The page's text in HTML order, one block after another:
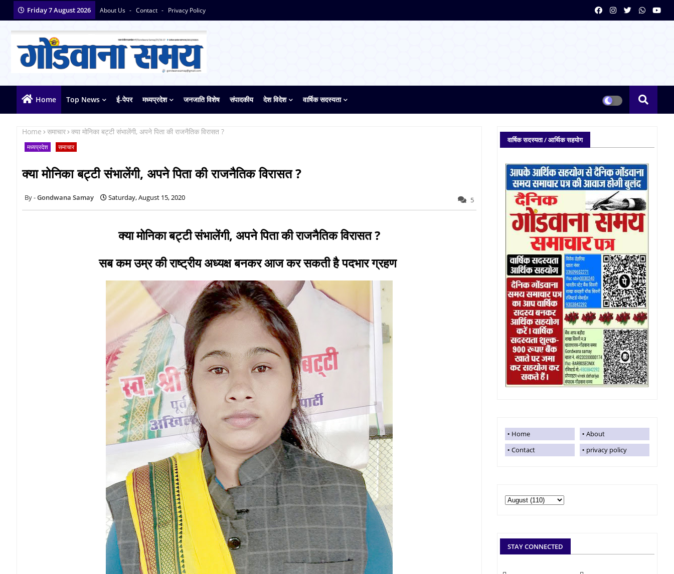
Friday 7 August 2026 About Us Contact Privacy Policy
Home Top News ई-पेपर मध्यप्रदेश जनजाति विशेष संपादकीय देश विदेश वार्षिक सदस्यता
Home समाचार क्या मोनिका बट्टी संभालेंगी, अपने पिता की राजनैतिक विरासत ?
मध्यप्रदेश समाचार
क्या मोनिका बट्टी संभालेंगी, अपने पिता की राजनैतिक विरासत ?
Gondwana Samay Saturday, August 15, 2020 5
क्या मोनिका बट्टी संभालेंगी, अपने पिता की राजनैतिक विरासत ?
सब कम उम्र की राष्ट्रीय अध्यक्ष बनकर आज कर सकती है पदभार ग्रहण
वार्षिक सदस्यता / आर्थिक सहयोग
Home
About
Contact
privacy policy
STAY CONNECTED